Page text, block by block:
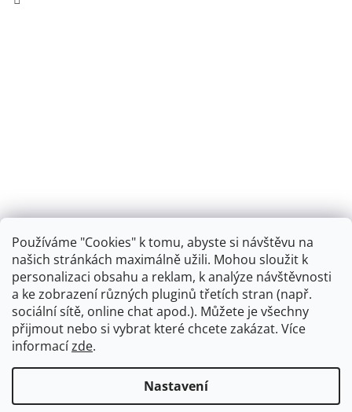
Používáme "Cookies" k tomu, abyste si návštěvu na
našich stránkách maximálně užili. Mohou sloužit k
personalizaci obsahu a reklam, k analýze návštěvnosti
a ke zobrazení různých pluginů třetích stran (např.
sociální sítě, online chat apod.). Můžete je všechny
přijmout nebo si vybrat které chcete zakázat. Více
informacízde.
Nastavení
Retro koupelna
Vytvořil Shoptet + plnenieshopu.cz